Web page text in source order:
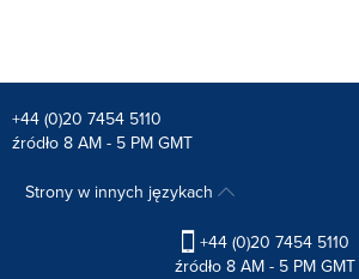
+44 (0)20 7454 5110
źródło 8 AM - 5 PM GMT
Strony w innych językach
+44 (0)20 7454 5110
źródło 8 AM - 5 PM GMT